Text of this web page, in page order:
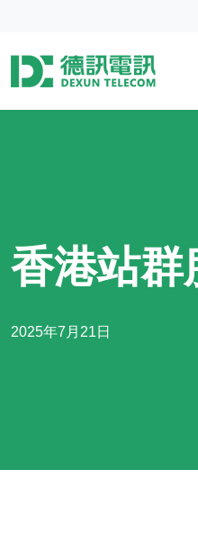
香港站群
2025年7月21日